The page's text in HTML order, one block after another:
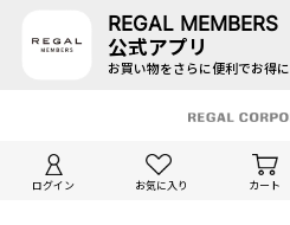
REGAL MEMBERS
公式アプリ
お買い物をさらに便利でお得に
ログイン お気に入り カート